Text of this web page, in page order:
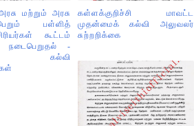
மற்றும் அரசு
பள்ளித்
கூட்டம்
நடைபெறுதல் -
கல்வி
கள்ளக்குறிச்சி மாவட்ட
முதன்மைக் கல்வி அலுவலர்
சுற்றறிக்கை